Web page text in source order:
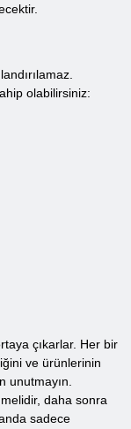
olabilirsiniz:
çıkarlar. Her bir
ve ürünlerinin
unutmayın.
daha sonra
sadece